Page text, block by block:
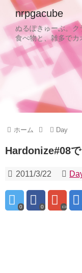
nrpgacube
ぬるぽきゅーぶ。
食べ物と、雑多でカ
ホーム Day
Hardonize#08で
2011/3/22
0 0